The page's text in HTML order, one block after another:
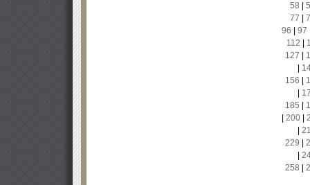
58
77
96
97
112
127
156
185
200|
229
258